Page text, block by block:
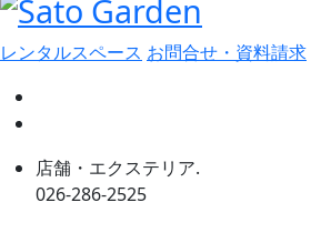
レンタルスペース お問合せ・資料請求
店舗・エクステリア.
026-286-2525